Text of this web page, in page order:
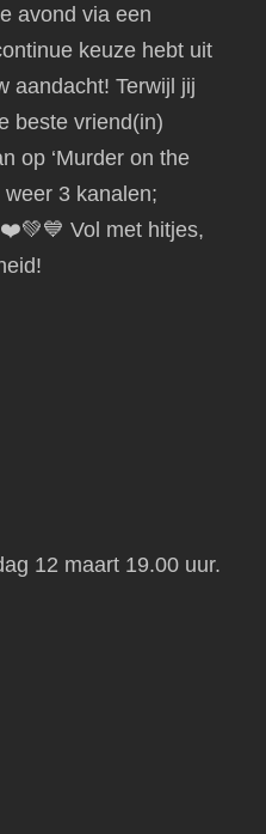
avond via een
keuze hebt uit
aandacht! Terwijl jij
beste vriend(in)
op ‘Murder on the
weer 3 kanalen;
Vol met hitjes,
12 maart 19.00 uur.